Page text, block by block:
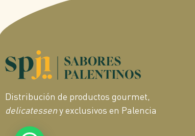
Distribución de productos gourmet,
delicatesseny exclusivos en Palencia